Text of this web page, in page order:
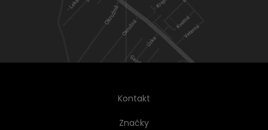
Kontakt
Značky